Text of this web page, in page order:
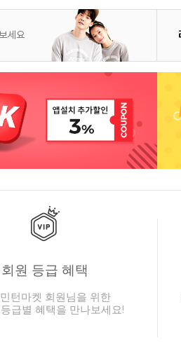
회원 등급 혜택
턴마켓 회원님을 위한
급별 혜택을 만나보세요!